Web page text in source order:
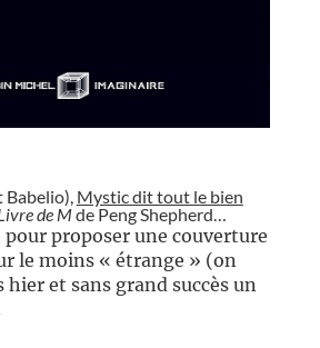
Babelio), Mystic dit tout le bien
de Mde Peng Shepherd…
proposer une couverture
le moins « étrange » (on
hier et sans grand succès un